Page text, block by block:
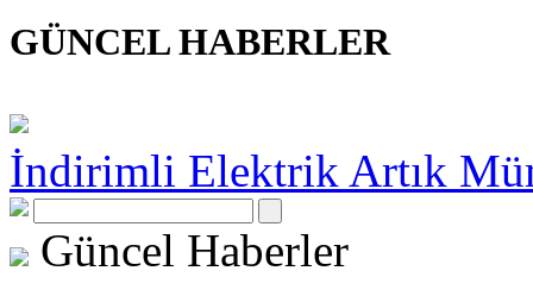
GÜNCEL HABERLER
İndirimli Elektrik Artık
Güncel Haberler